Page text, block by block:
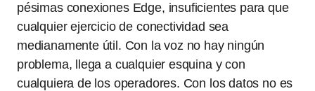
pésimas conexiones Edge, insuficientes para que
cualquier ejercicio de conectividad sea
medianamente útil. Con la voz no hay ningún
problema, llega a cualquier esquina y con
cualquiera de los operadores. Con los datos no es